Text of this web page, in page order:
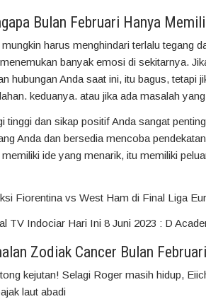
Bulan Februari Hanya
harus menghindari terlalu tegang
banyak emosi di sekitarnya.
hubungan Anda saat ini, itu bagus, tetapi
keduanya. atau jika ada masalah
tinggi dan sikap positif Anda sangat
Anda dan bersedia mencoba
ide yang menarik, itu memiliki
Fiorentina vs West Ham di Final Liga
TV Indociar Hari Ini 8 Juni 2023 : D
Zodiak Cancer Bulan
kejutan! Selagi Roger masih hidup,
laut abadi